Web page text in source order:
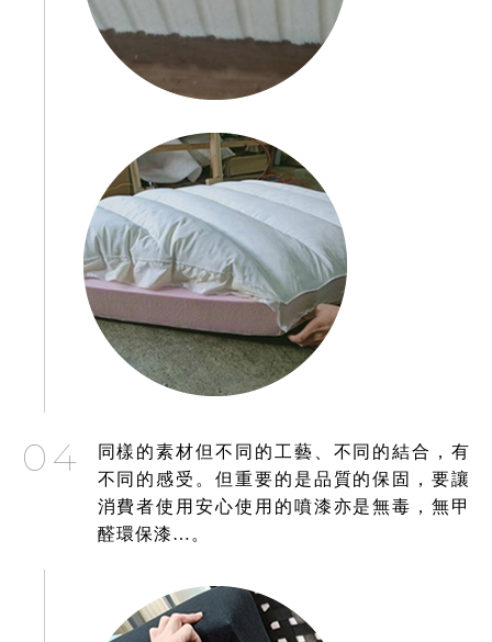
04
同樣的素材但不同的工藝、不同的結合，有
不同的感受。但重要的是品質的保固，要讓
消費者使用安心使用的噴漆亦是無毒，無甲
醛環保漆…。